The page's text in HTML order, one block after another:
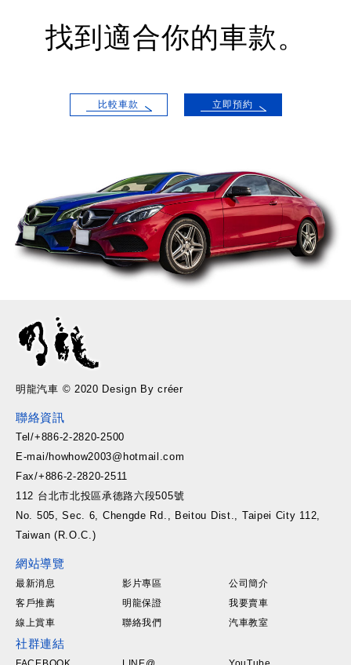
找到適合你的車款。
比較車款 立即預約
明龍汽車 © 2020 Design By créer
聯絡資訊
Tel/+886-2-2820-2500
E-mai/howhow2003@hotmail.com
Fax/+886-2-2820-2511
112 台北市北投區承德路六段505號
No. 505, Sec. 6, Chengde Rd., Beitou Dist., Taipei City 112,
Taiwan (R.O.C.)
網站導覽
最新消息 影片專區
公司簡介
客戶推薦
明龍保證
我要賣車
線上賞車
聯絡我們 汽車教室
社群連結